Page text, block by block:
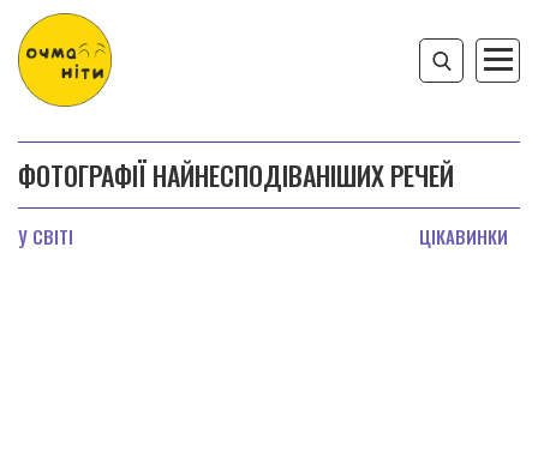
ФОТОГРАФІЇ НАЙНЕСПОДІВАНІШИХ РЕЧЕЙ
У СВІТІ ЦІКАВИНКИ